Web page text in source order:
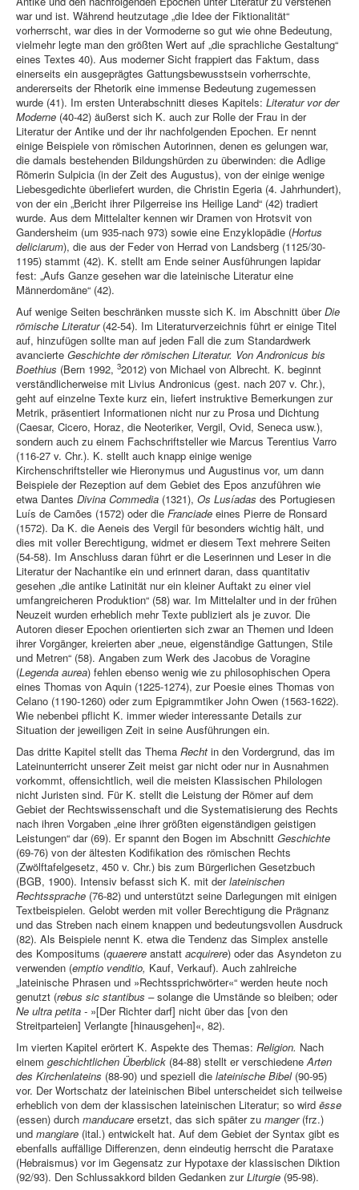
war und ist. Während heutzutage „die Idee der Fiktionalität“
vorherrscht, war dies in der Vormoderne so gut wie ohne Bedeutung,
vielmehr legte man den größten Wert auf „die sprachliche Gestaltung“
eines Textes 40). Aus moderner Sicht frappiert das Faktum, dass
einerseits ein ausgeprägtes Gattungsbewusstsein vorherrschte,
andererseits der Rhetorik eine immense Bedeutung zugemessen
wurde (41). Im ersten Unterabschnitt dieses Kapitels: Literatur vor der
Moderne (40-42) äußerst sich K. auch zur Rolle der Frau in der
Literatur der Antike und der ihr nachfolgenden Epochen. Er nennt
einige Beispiele von römischen Autorinnen, denen es gelungen war,
die damals bestehenden Bildungshürden zu überwinden: die Adlige
Römerin Sulpicia (in der Zeit des Augustus), von der einige wenige
Liebesgedichte überliefert wurden, die Christin Egeria (4. Jahrhundert),
von der ein „Bericht ihrer Pilgerreise ins Heilige Land“ (42) tradiert
wurde. Aus dem Mittelalter kennen wir Dramen von Hrotsvit von
Gandersheim (um 935-nach 973) sowie eine Enzyklopädie (Hortus
deliciarum), die aus der Feder von Herrad von Landsberg (1125/30-
1195) stammt (42). K. stellt am Ende seiner Ausführungen lapidar
fest: „Aufs Ganze gesehen war die lateinische Literatur eine
Männerdomäne“ (42).
Auf wenige Seiten beschränken musste sich K. im Abschnitt überDie
römische Literatur(42-54). Im Literaturverzeichnis führt er einige Titel
auf, hinzufügen sollte man auf jeden Fall die zum Standardwerk
avancierte Geschichte der römischen Literatur. Von Andronicus bis
Boethius (Bern 1992, 32012) von Michael von Albrecht. K. beginnt
verständlicherweise mit Livius Andronicus (gest. nach 207 v. Chr.),
geht auf einzelne Texte kurz ein, liefert instruktive Bemerkungen zur
Metrik, präsentiert Informationen nicht nur zu Prosa und Dichtung
(Caesar, Cicero, Horaz, die Neoteriker, Vergil, Ovid, Seneca usw.),
sondern auch zu einem Fachschriftsteller wie Marcus Terentius Varro
(116-27 v. Chr.). K. stellt auch knapp einige wenige
Kirchenschriftsteller wie Hieronymus und Augustinus vor, um dann
Beispiele der Rezeption auf dem Gebiet des Epos anzuführen wie
etwa Dantes Divina Commedia (1321), Os Lusíadas des Portugiesen
Luís de Camões (1572) oder die Franciade eines Pierre de Ronsard
(1572). Da K. die Aeneis des Vergil für besonders wichtig hält, und
dies mit voller Berechtigung, widmet er diesem Text mehrere Seiten
(54-58). Im Anschluss daran führt er die Leserinnen und Leser in die
Literatur der Nachantike ein und erinnert daran, dass quantitativ
gesehen „die antike Latinität nur ein kleiner Auftakt zu einer viel
umfangreicheren Produktion“ (58) war. Im Mittelalter und in der frühen
Neuzeit wurden erheblich mehr Texte publiziert als je zuvor. Die
Autoren dieser Epochen orientierten sich zwar an Themen und Ideen
ihrer Vorgänger, kreierten aber „neue, eigenständige Gattungen, Stile
und Metren“ (58). Angaben zum Werk des Jacobus de Voragine
(Legenda aurea) fehlen ebenso wenig wie zu philosophischen Opera
eines Thomas von Aquin (1225-1274), zur Poesie eines Thomas von
Celano (1190-1260) oder zum Epigrammtiker John Owen (1563-1622).
Wie nebenbei pflicht K. immer wieder interessante Details zur
Situation der jeweiligen Zeit in seine Ausführungen ein.
Das dritte Kapitel stellt das Thema Recht in den Vordergrund, das im
Lateinunterricht unserer Zeit meist gar nicht oder nur in Ausnahmen
vorkommt, offensichtlich, weil die meisten Klassischen Philologen
nicht Juristen sind. Für K. stellt die Leistung der Römer auf dem
Gebiet der Rechtswissenschaft und die Systematisierung des Rechts
nach ihren Vorgaben „eine ihrer größten eigenständigen geistigen
Leistungen“ dar (69). Er spannt den Bogen im Abschnitt Geschichte
(69-76) von der ältesten Kodifikation des römischen Rechts
(Zwölftafelgesetz, 450 v. Chr.) bis zum Bürgerlichen Gesetzbuch
(BGB, 1900). Intensiv befasst sich K. mit derlateinischen
Rechtssprache (76-82) und unterstützt seine Darlegungen mit einigen
Textbeispielen. Gelobt werden mit voller Berechtigung die Prägnanz
und das Streben nach einem knappen und bedeutungsvollen Ausdruck
(82). Als Beispiele nennt K. etwa die Tendenz das Simplex anstelle
des Kompositums (quaerere anstatt acquirere) oder das Asyndeton zu
verwenden (emptio venditio, Kauf, Verkauf). Auch zahlreiche
„lateinische Phrasen und »Rechtssprichwörter«“ werden heute noch
genutzt (rebus sic stantibus –solange die Umstände so bleiben; oder
Ne ultra petita - »[Der Richter darf] nicht über das [von den
Streitparteien] Verlangte [hinausgehen]«, 82).
Im vierten Kapitel erörtert K. Aspekte des Themas: Religion. Nach
einem geschichtlichen Überblick (84-88) stellt er verschiedeneArten
des Kirchenlateins (88-90) und speziell die lateinische Bibel (90-95)
vor. Der Wortschatz der lateinischen Bibel unterscheidet sich teilweise
erheblich von dem der klassischen lateinischen Literatur; so wird ēsse
(essen) durch manducare ersetzt, das sich später zu manger (frz.)
und mangiare (ital.) entwickelt hat. Auf dem Gebiet der Syntax gibt es
ebenfalls auffällige Differenzen, denn eindeutig herrscht die Parataxe
(Hebraismus) vor im Gegensatz zur Hypotaxe der klassischen Diktion
(92/93). Den Schlussakkord bilden Gedanken zurLiturgie (95-98).